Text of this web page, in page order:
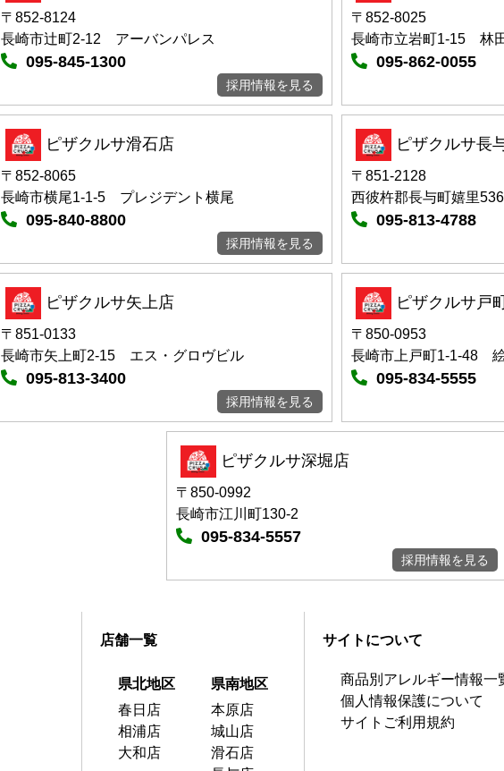
〒852-8124
長崎市辻町2-12 アーバンパレス
095-845-1300
採用情報を見る
〒852-8025
長崎市立岩町1-15 林
095-862-0055
ピザクルサ滑石店
〒852-8065
長崎市横尾1-1-5 プレジデント横尾
095-840-8800
採用情報を見る
ピザクルサ長
〒851-2128
西彼杵郡長与町嬉里
095-813-4788
ピザクルサ矢上店
〒851-0133
長崎市矢上町2-15 エス・グロヴビル
095-813-3400
採用情報を見る
ピザクルサ戸
〒850-0953
長崎市上戸町1-1-48
095-834-5555
ピザクルサ深堀店
〒850-0992
長崎市江川町130-2
095-834-5557
採用情報を見る
店舗一覧
県北地区
春日店
相浦店
大和店
県南地区
本原店
城山店
滑石店
サイトについて
商品別アレルギー情報一
個人情報保護について
サイトご利用規約